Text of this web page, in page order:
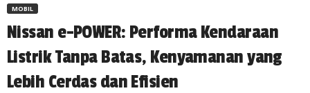
MOBIL
Nissan e-POWER: Performa Kendaraan
Listrik Tanpa Batas, Kenyamanan yang
Lebih Cerdas dan Efisien